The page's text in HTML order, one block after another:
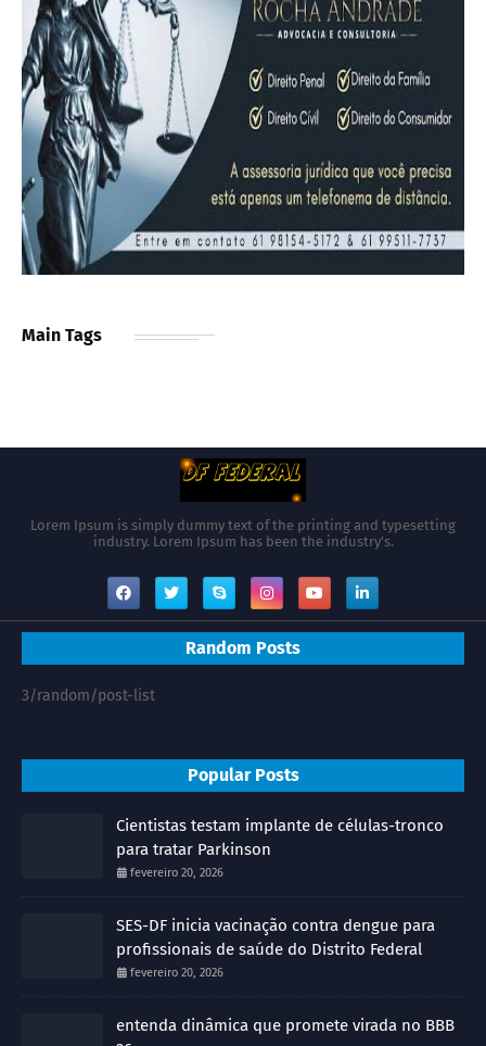
Main Tags
Lorem Ipsum is simply dummy text of the printing and typesetting
industry. Lorem Ipsum has been the industry's.
Random Posts
3/random/post-list
Popular Posts
Cientistas testam implante de células-tronco
para tratar Parkinson
fevereiro 20, 2026
SES-DF inicia vacinação contra dengue para
profissionais de saúde do Distrito Federal
fevereiro 20, 2026
entenda dinâmica que promete virada no BBB